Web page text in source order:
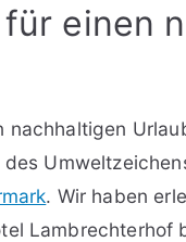
einen
nachhaltigen
. Wir haben
Lambrechterhof